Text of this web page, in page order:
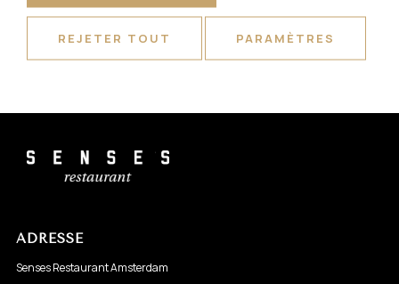
ADRESSE
Senses Restaurant Amsterdam
REJETER TOUT PARAMÈTRES